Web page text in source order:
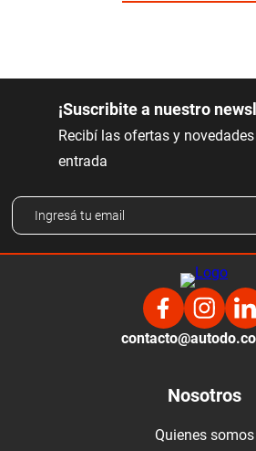
¡Suscribite a nuestro
Recibí las ofertas y
entrada
Nosotros
Quienes somos